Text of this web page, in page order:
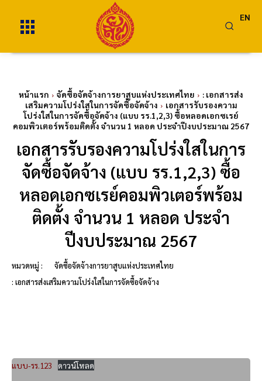
EN
หน้าแรก จัดซื้อจัดจ้างการยาสูบแห่งประเทศไทย
: เอกสารส่ง
เสริมความโปร่งใสในการจัดซื้อจัดจ้าง
เอกสารรับรองความ
โปร่งใสในการจัดซื้อจัดจ้าง (แบบ รร.1,2,3) ซื้อหลอดเอกซเรย์
คอมพิวเตอร์พร้อมติดตั้ง จำนวน 1 หลอด ประจำปีงบประมาณ 2567
เอกสารรับรองความโปร่งใสในการ
จัดซื้อจัดจ้าง (แบบ รร.1,2,3) ซื้อ
หลอดเอกซเรย์คอมพิวเตอร์พร้อม
ติดตั้ง จำนวน 1 หลอด ประจำ
ปีงบประมาณ 2567
หมวดหมู่ :
จัดซื้อจัดจ้างการยาสูบแห่งประเทศไทย
: เอกสารส่งเสริมความโปร่งใสในการจัดซื้อจัดจ้าง
แบบ-รร.123 ดาวน์โหลด